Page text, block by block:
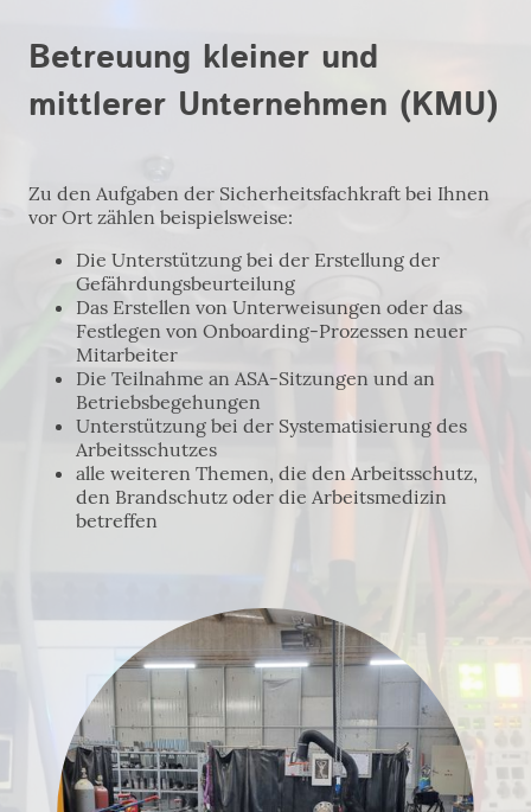
Betreuung kleiner und
mittlerer Unternehmen (KMU)
Zu den Aufgaben der Sicherheitsfachkraft bei Ihnen
vor Ort zählen beispielsweise:
Die Unterstützung bei der Erstellung der
Gefährdungsbeurteilung
Das Erstellen von Unterweisungen oder das
Festlegen von Onboarding-Prozessen neuer
Mitarbeiter
Die Teilnahme an ASA-Sitzungen und an
Betriebsbegehungen
Unterstützung bei der Systematisierung des
Arbeitsschutzes
alle weiteren Themen, die den Arbeitsschutz,
den Brandschutz oder die Arbeitsmedizin
betreffen